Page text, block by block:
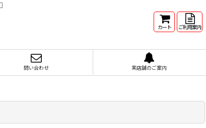
カート ご利用案内
問い合わせ 実店舗のご案内